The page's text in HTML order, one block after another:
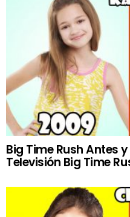
Big Time Rush Antes
Televisión Big Time